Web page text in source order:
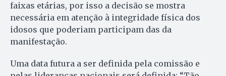
faixas etárias, por isso a decisão se mostra
necessária em atenção à integridade física dos
idosos que poderiam participam das da
manifestação.
Uma data futura a ser definida pela comissão e